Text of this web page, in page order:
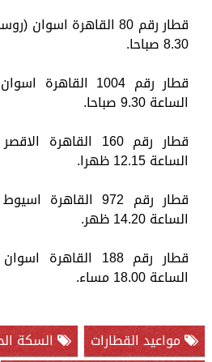
قطار رقم 80 القاهرة
8.30 صباحا.
قطار رقم 1004
الساعة 9.30 صباحا.
قطار رقم 160
الساعة 12.15 ظهرا.
قطار رقم 972
الساعة 14.20 ظهر.
قطار رقم 188
الساعة 18.00 مساء.
مواعيد القطارات
السكة